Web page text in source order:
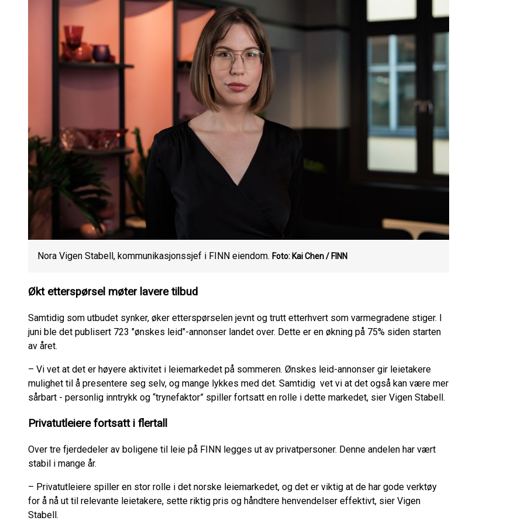
Nora Vigen Stabell, kommunikasjonssjef i FINN eiendom. Foto: Kai Chen / FINN
Økt etterspørsel møter lavere tilbud
Samtidig som utbudet synker, øker etterspørselen jevnt og trutt etterhvert som varmegradene stiger. I
juni ble det publisert 723 "ønskes leid"-annonser landet over. Dette er en økning på 75% siden starten
av året.
– Vi vet at det er høyere aktivitet i leiemarkedet på sommeren. Ønskes leid-annonser gir leietakere
mulighet til å presentere seg selv, og mange lykkes med det. Samtidig vet vi at det også kan være mer
sårbart - personlig inntrykk og “trynefaktor” spiller fortsatt en rolle i dette markedet, sier Vigen Stabell.
Privatutleiere fortsatt i flertall
Over tre fjerdedeler av boligene til leie på FINN legges ut av privatpersoner. Denne andelen har vært
stabil i mange år.
– Privatutleiere spiller en stor rolle i det norske leiemarkedet, og det er viktig at de har gode verktøy
for å nå ut til relevante leietakere, sette riktig pris og håndtere henvendelser effektivt, sier Vigen
Stabell.